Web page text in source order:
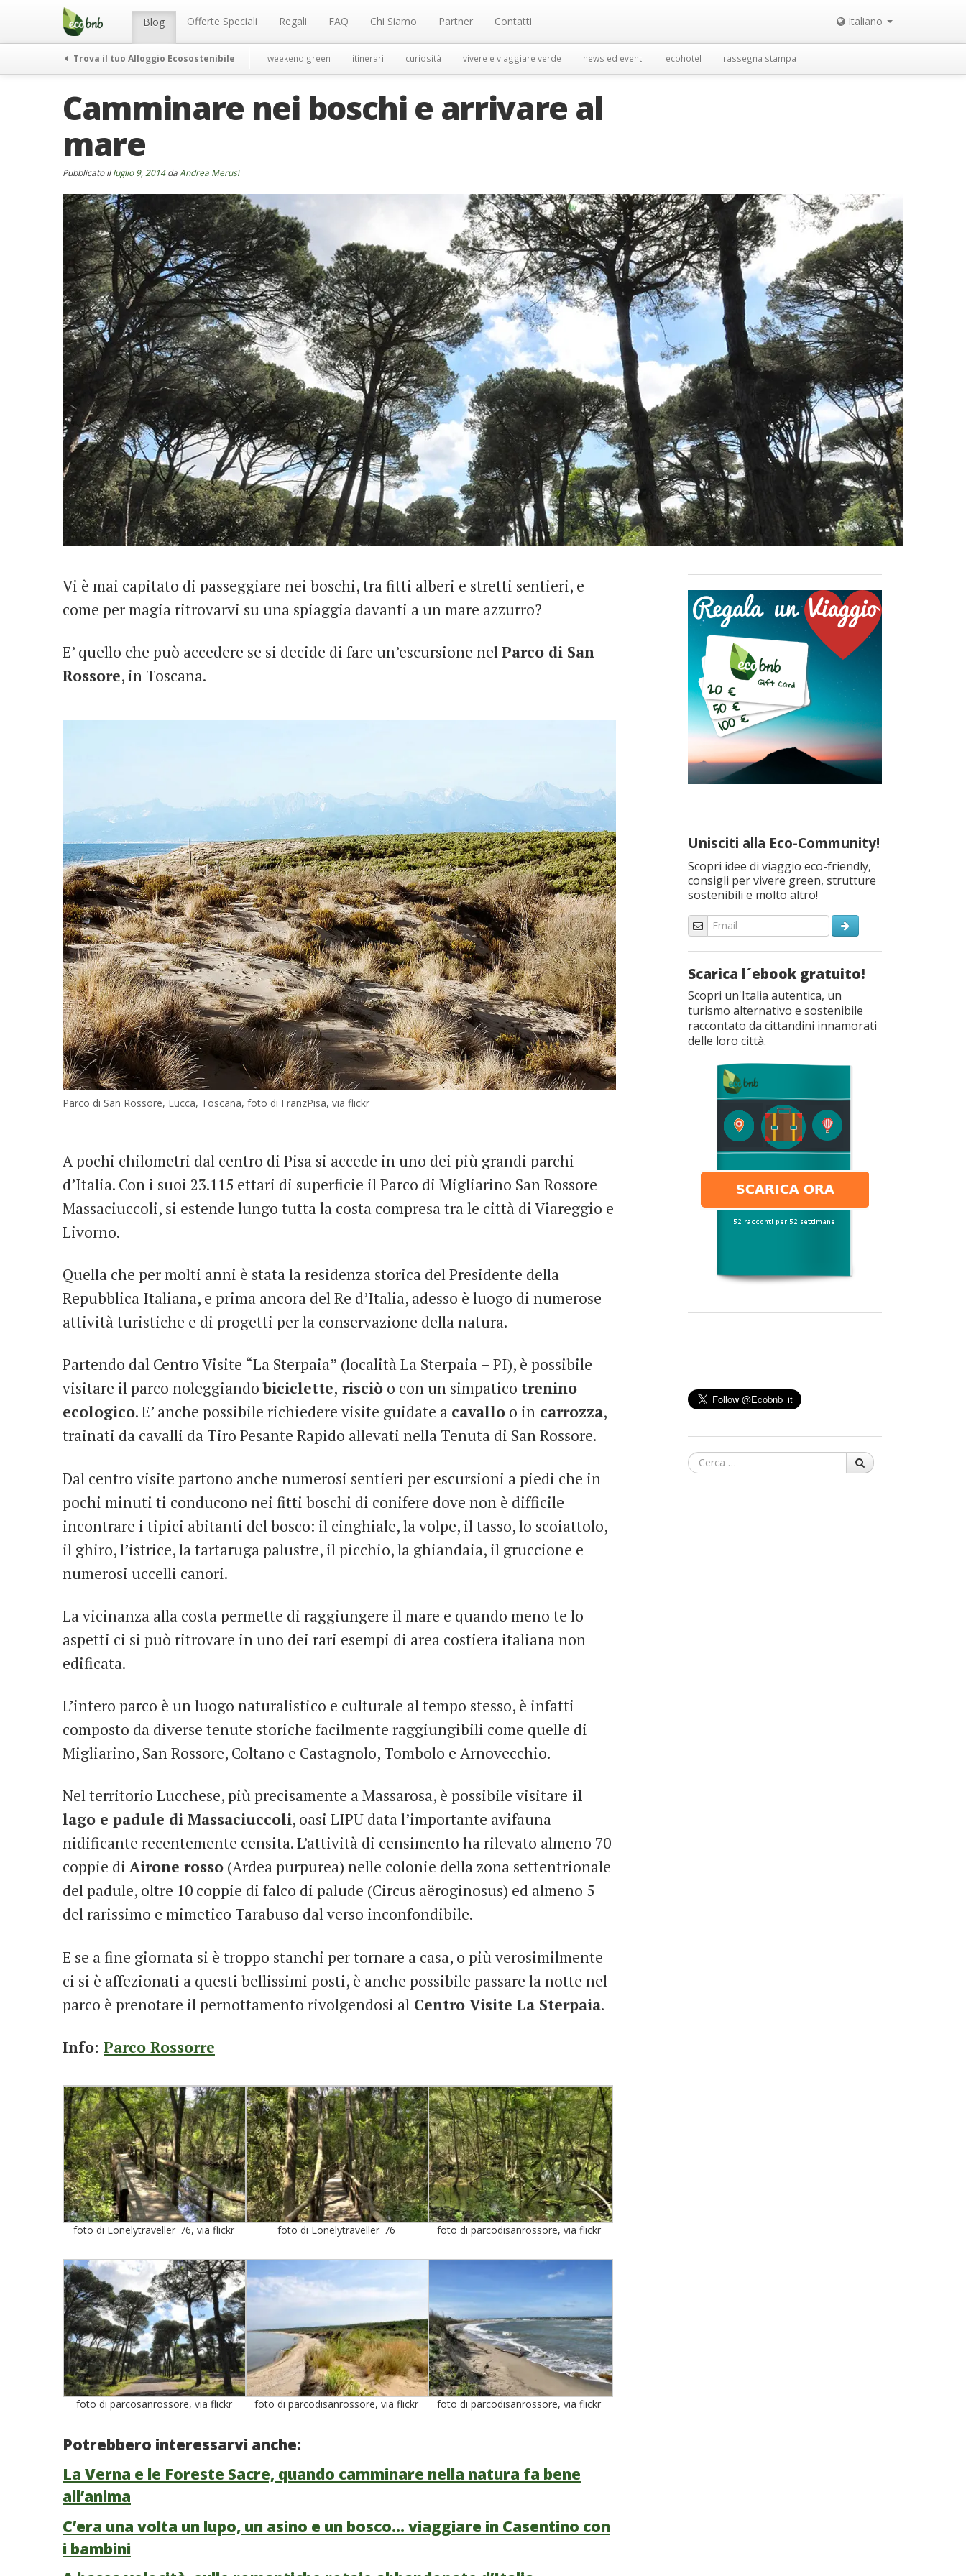
Menu Blog Offerte Speciali Regali FAQ Chi Siamo Partner Contatti Italiano
Trova il tuo Alloggio Ecosostenibile weekend green itinerari curiosità vivere e viaggiare verde news ed eventi ecohotel rassegna stampa
Camminare nei boschi e arrivare al
mare
Pubblicato illuglio 9, 2014da Andrea Merusi
Vi è mai capitato di passeggiare nei boschi, tra fitti alberi e stretti sentieri, e
come per magia ritrovarvi su una spiaggia davanti a un mare azzurro?
E’ quello che può accedere se si decide di fare un’escursione nelParco di San
Rossore, in Toscana.
Parco di San Rossore, Lucca, Toscana, foto di FranzPisa, via flickr
A pochi chilometri dal centro di Pisa si accede in uno dei più grandi parchi
d’Italia. Con i suoi 23.115 ettari di superficie il Parco di Migliarino San Rossore
Massaciuccoli, si estende lungo tutta la costa compresa tra le città di Viareggio e
Livorno.
Quella che per molti anni è stata la residenza storica del Presidente della
Repubblica Italiana, e prima ancora del Re d’Italia, adesso è luogo di numerose
attività turistiche e di progetti per la conservazione della natura.
Partendo dal Centro Visite “La Sterpaia” (località La Sterpaia – PI), è possibile
visitare il parco noleggiandobiciclette, risciò o con un simpatico trenino
ecologico. E’ anche possibile richiedere visite guidate a cavallo o in carrozza,
trainati da cavalli da Tiro Pesante Rapido allevati nella Tenuta di San Rossore.
Dal centro visite partono anche numerosi sentieri per escursioni a piedi che in
pochi minuti ti conducono nei fitti boschi di conifere dove non è difficile
incontrare i tipici abitanti del bosco: il cinghiale, la volpe, il tasso, lo scoiattolo,
il ghiro, l’istrice, la tartaruga palustre, il picchio, la ghiandaia, il gruccione e
numerosi uccelli canori.
La vicinanza alla costa permette di raggiungere il mare e quando meno te lo
aspetti ci si può ritrovare in uno dei rari esempi di area costiera italiana non
edificata.
L’intero parco è un luogo naturalistico e culturale al tempo stesso, è infatti
composto da diverse tenute storiche facilmente raggiungibili come quelle di
Migliarino, San Rossore, Coltano e Castagnolo, Tombolo e Arnovecchio.
Nel territorio Lucchese, più precisamente a Massarosa, è possibile visitare il
lago e padule di Massaciuccoli, oasi LIPU data l’importante avifauna
nidificante recentemente censita. L’attività di censimento ha rilevato almeno 70
coppie diAirone rosso (Ardea purpurea) nelle colonie della zona settentrionale
del padule, oltre 10 coppie di falco di palude (Circus aëroginosus) ed almeno 5
del rarissimo e mimetico Tarabuso dal verso inconfondibile.
E se a fine giornata si è troppo stanchi per tornare a casa, o più verosimilmente
ci si è affezionati a questi bellissimi posti, è anche possibile passare la notte nel
parco è prenotare il pernottamento rivolgendosi al Centro Visite La Sterpaia.
Info: Parco Rossorre
foto di Lonelytraveller_76, via flickr foto di Lonelytraveller_76 foto di parcodisanrossore, via flickr
foto di parcosanrossore, via flickr foto di parcodisanrossore, via flickr foto di parcodisanrossore, via flickr
Potrebbero interessarvi anche:
La Verna e le Foreste Sacre, quando camminare nella natura fa bene
all’anima
C’era una volta un lupo, un asino e un bosco… viaggiare in Casentino con
i bambini
Unisciti alla Eco-Community!
Scopri idee di viaggio eco-friendly,
consigli per vivere green, strutture
sostenibili e molto altro!
Scarica l´ebook gratuito!
Scopri un'Italia autentica, un
turismo alternativo e sostenibile
raccontato da cittandini innamorati
delle loro città.
Cerca